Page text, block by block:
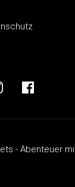
hamburgfiets
auf
- Abenteuer